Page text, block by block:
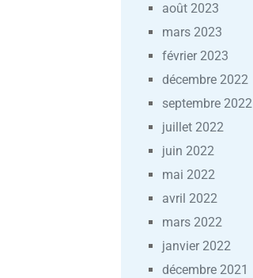
août 2023
mars 2023
février 2023
décembre 2022
septembre 2022
juillet 2022
juin 2022
mai 2022
avril 2022
mars 2022
janvier 2022
décembre 2021